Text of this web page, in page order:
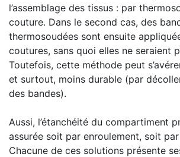
l’assemblage des tissus : par
couture. Dans le second cas, des
thermosoudées sont ensuite
coutures, sans quoi elles ne seraient
Toutefois, cette méthode peut
et surtout, moins durable (par
des bandes).
Aussi, l’étanchéité du compartiment
assurée soit par enroulement, soit
Chacune de ces solutions présente